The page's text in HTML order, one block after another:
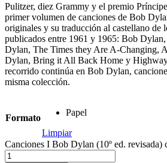
Pulitzer, diez Grammy y el premio
primer volumen de canciones de Bob
originales y su traducción al castellano de
publicados entre 1961 y 1965: Bob
Dylan, The Times they Are A-Changing,
Dylan, Bring it All Back Home y
recorrido continúa en Bob Dylan,
misma colección.
Formato
Papel
Limpiar
Canciones I Bob Dylan (10º ed. revisada)